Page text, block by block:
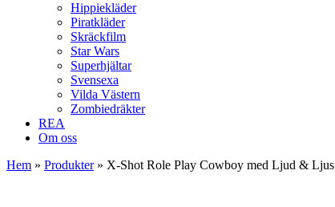
Hippiekläder
Piratkläder
Skräckfilm
Star Wars
Superhjältar
Svensexa
Vilda Västern
Zombiedräkter
REA
Om oss
Hem » Produkter» X-Shot Role Play Cowboy med Ljud & Ljus